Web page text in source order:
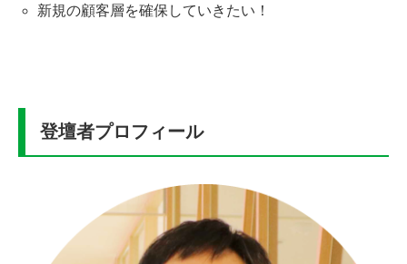
新規の顧客層を確保していきたい！
登壇者プロフィール